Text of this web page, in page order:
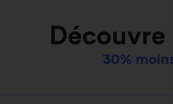
30%